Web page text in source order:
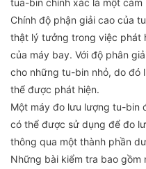
Chính độ phận giải cao của
thật lý tưởng trong việc phát
của máy bay. Với độ phân
cho những tu-bin nhỏ, do đó
thể được phát hiện.
Một máy đo lưu lượng tu-bin
có thể được sử dụng để đo
thông qua một thành phần
Những bài kiểm tra bao gồm